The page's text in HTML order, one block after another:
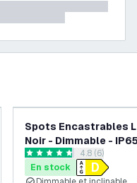
à la liste de souhaits
Spots Encastrables
Noir - Dimmable -
CCT - ø90mm - 5 ans
garantie - Convient
ouvrir le
4.8 étoiles de notation
4.8 (6)
En stock